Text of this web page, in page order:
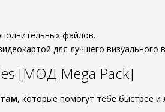
файлов.
для лучшего визуального
[МОД Mega Pack]
, которые помогут тебе быстрее и